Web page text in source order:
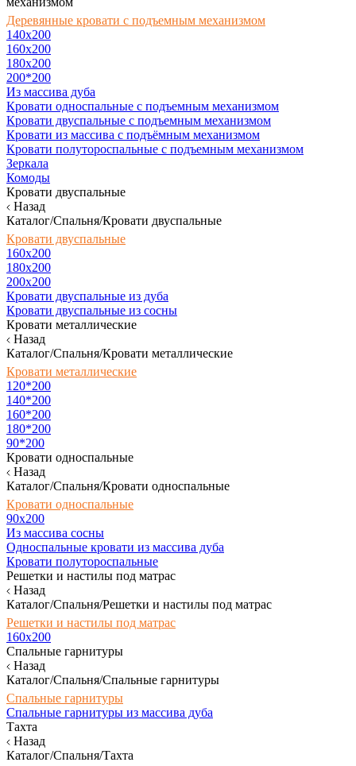
Деревянные кровати с подъемным механизмом
140x200
160х200
180х200
200*200
Из массива дуба
Кровати односпальные с подъемным механизмом
Кровати двуспальные с подъемным механизмом
Кровати из массива с подъёмным механизмом
Кровати полутороспальные с подъемным механизмом
Зеркала
Комоды
Кровати двуспальные
Назад
Каталог/Спальня/Кровати двуспальные
Кровати двуспальные
160х200
180x200
200x200
Кровати двуспальные из дуба
Кровати двуспальные из сосны
Кровати металлические
Назад
Каталог/Спальня/Кровати металлические
Кровати металлические
120*200
140*200
160*200
180*200
90*200
Кровати односпальные
Назад
Каталог/Спальня/Кровати односпальные
Кровати односпальные
90х200
Из массива сосны
Односпальные кровати из массива дуба
Кровати полутороспальные
Решетки и настилы под матрас
Назад
Каталог/Спальня/Решетки и настилы под матрас
Решетки и настилы под матрас
160х200
Спальные гарнитуры
Назад
Каталог/Спальня/Спальные гарнитуры
Спальные гарнитуры
Спальные гарнитуры из массива дуба
Тахта
Назад
Каталог/Спальня/Тахта